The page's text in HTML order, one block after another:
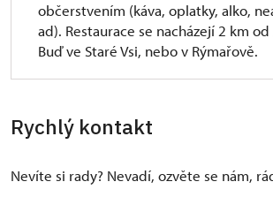
občerstvením (káva, oplatky, alko,
ad). Restaurace se nacházejí 2 km od
Buď ve Staré Vsi, nebo v Rýmařově.
Rychlý kontakt
Nevíte si rady? Nevadí, ozvěte se nám,